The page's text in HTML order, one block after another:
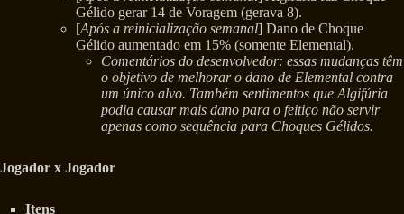
Gélido gerar 14 de Voragem (gerava 8).
[Após a reinicialização semanal] Dano de Choque
Gélido aumentado em 15% (somente Elemental).
Comentários do desenvolvedor: essas mudanças têm
o objetivo de melhorar o dano de Elemental contra
um único alvo. Também sentimentos que Algifúria
podia causar mais dano para o feitiço não servir
apenas como sequência para Choques Gélidos.
Jogador x Jogador
Itens